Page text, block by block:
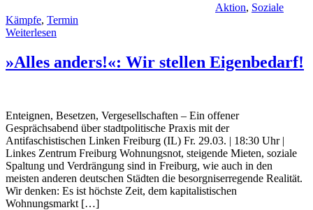
Aktion, Soziale
Kämpfe, Termin
Weiterlesen
»Alles anders!«: Wir stellen Eigenbedarf!
Enteignen, Besetzen, Vergesellschaften – Ein offener
Gesprächsabend über stadtpolitische Praxis mit der
Antifaschistischen Linken Freiburg (IL) Fr. 29.03. | 18:30 Uhr |
Linkes Zentrum Freiburg Wohnungsnot, steigende Mieten, soziale
Spaltung und Verdrängung sind in Freiburg, wie auch in den
meisten anderen deutschen Städten die besorgniserregende Realität.
Wir denken: Es ist höchste Zeit, dem kapitalistischen
Wohnungsmarkt […]